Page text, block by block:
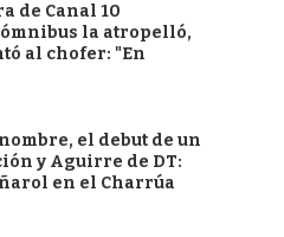
de Canal 10
la atropelló,
al chofer: "En
el debut de un
y Aguirre de DT:
en el Charrúa